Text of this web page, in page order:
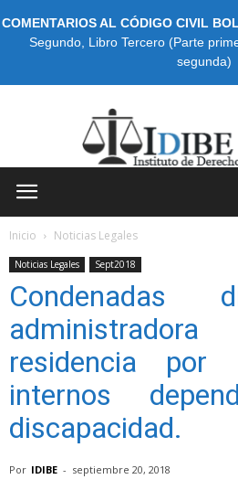
COMENTARIOS AL CÓDIGO CIVIL
Segundo, Libro Tercero (Parte
segunda)
Inicio Noticias Legales
Noticias Legales Sept2018
Condenadas
residencia por
internos
discapacidad.
Por IDIBE - septiembre 20, 2018